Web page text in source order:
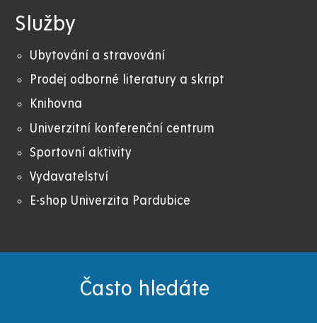
Služby
Ubytování a stravování
Prodej odborné literatury a skript
Knihovna
Univerzitní konferenční centrum
Sportovní aktivity
Vydavatelství
E-shop Univerzita Pardubice
Často hledáte